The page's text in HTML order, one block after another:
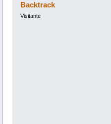
Backtrack
Visitante